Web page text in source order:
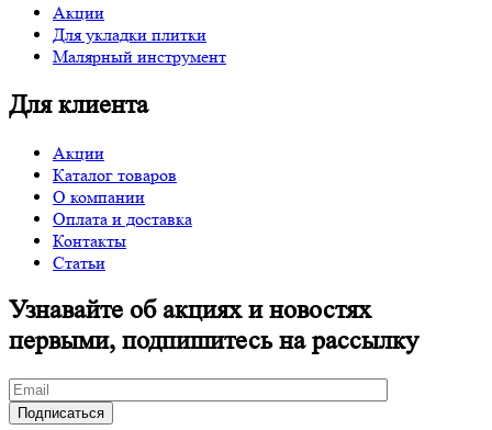
Акции
Для укладки плитки
Малярный инструмент
Для клиента
Акции
Каталог товаров
О компании
Оплата и доставка
Контакты
Статьи
Узнавайте об акциях и новостях
первыми, подпишитесь на рассылку